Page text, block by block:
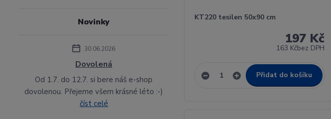
KT220 tesilen 50x90 cm
197 Kč
163 Kčbez DPH
Přidat do košíku
Novinky
30.06.2026
Dovolená
Od 1.7. do 12.7. si bere náš e-shop
dovolenou. Přejeme všem krásné léto :-)
číst celé